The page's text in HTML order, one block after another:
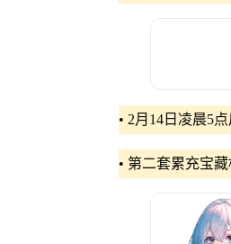
• 2月14日凌晨5
• 第二套累充宝